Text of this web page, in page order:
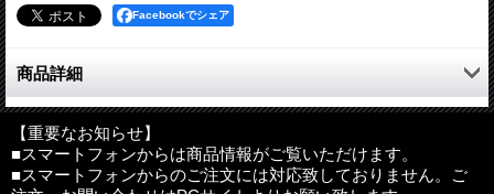
Facebookでシェア
商品詳細
生命の樹をモチーフにしたメダイ。中央にはエポキシ樹脂加工の
無原罪の聖母。
神さまとともにあなたが自分らしく毎日を生きていくために…。
【重要なお知らせ】
■スマートフォンからは商品情報がご覧いただけます。
■スマートフォンからのご注文には対応致しておりません。ご